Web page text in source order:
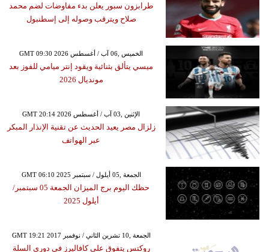
طرابزون سبور يعلن بدء مفاوضات لضم محمد
صلاح ويترقب وصوله إلى إسطنبول
GMT 09:30 2026 الخميس ,06 آب / أغسطس
ميسي يتألق بثنائية ويقود إنتر ميامي للفوز بعد
مونديال 2026
GMT 20:14 2026 الإثنين ,03 آب / أغسطس
زلزال مصر يعيد الحديث عن تقنية الإنذار المبكر
عبر الهواتف
GMT 06:10 2025 الجمعة ,05 أيلول / سبتمبر
حظك اليوم برج الميزان الجمعة 05 سبتمبر/
أيلول 2025
GMT 19:21 2017 الجمعة ,10 تشرين الثاني / نوفمبر
روكتس يتفوق على كافاليرز في دوري السلة